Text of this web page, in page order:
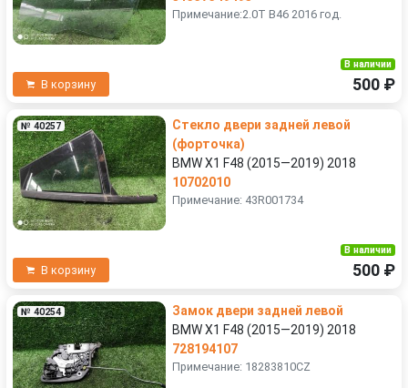
Примечание:2.0T B46 2016 год.
В корзину
В наличии
500 ₽
№ 40257
Стекло двери задней левой
(форточка)
BMW X1 F48 (2015—2019) 2018
10702010
Примечание: 43R001734
В корзину
В наличии
500 ₽
№ 40254
Замок двери задней левой
BMW X1 F48 (2015—2019) 2018
728194107
Примечание: 18283810CZ